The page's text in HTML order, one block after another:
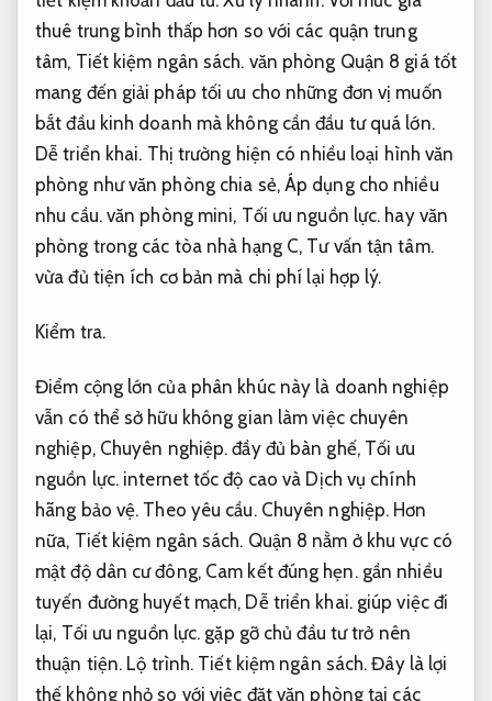
thuê trung bình thấp hơn so với các quận trung
tâm, Tiết kiệm ngân sách. văn phòng Quận 8 giá tốt
mang đến giải pháp tối ưu cho những đơn vị muốn
bắt đầu kinh doanh mà không cần đầu tư quá lớn.
Dễ triển khai. Thị trường hiện có nhiều loại hình văn
phòng như văn phòng chia sẻ, Áp dụng cho nhiều
nhu cầu.văn phòng mini, Tối ưu nguồn lực. hay văn
phòng trong các tòa nhà hạng C, Tư vấn tận tâm.
vừa đủ tiện ích cơ bản mà chi phí lại hợp lý.
Kiểm tra.
Điểm cộng lớn của phân khúc này là doanh nghiệp
vẫn có thể sở hữu không gian làm việc chuyên
nghiệp, Chuyên nghiệp. đầy đủ bàn ghế, Tối ưu
nguồn lực. internet tốc độ cao và Dịch vụ chính
hãng bảo vệ. Theo yêu cầu. Chuyên nghiệp. Hơn
nữa, Tiết kiệm ngân sách. Quận 8 nằm ở khu vực có
mật độ dân cư đông, Cam kết đúng hẹn.gần nhiều
tuyến đường huyết mạch, Dễ triển khai.giúp việc đi
lại, Tối ưu nguồn lực. gặp gỡ chủ đầu tư trở nên
thuận tiện. Lộ trình. Tiết kiệm ngân sách. Đây là lợi
thế không nhỏ so với việc đặt văn phòng tại các